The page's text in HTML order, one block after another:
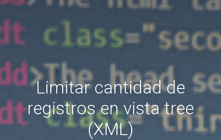
Limitar cantidad de
registros en vista tree
(XML)